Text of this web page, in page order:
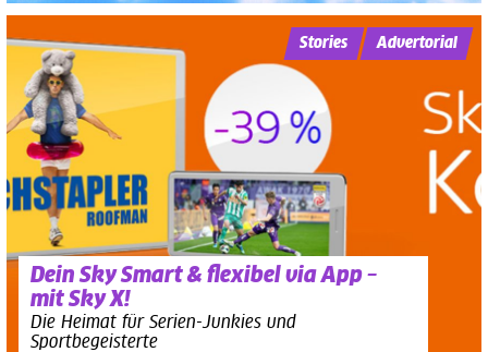
Dein Sky Smart & flexibel via App –
mit Sky X!
Die Heimat für Serien-Junkies und
Sportbegeisterte
Stories Advertorial